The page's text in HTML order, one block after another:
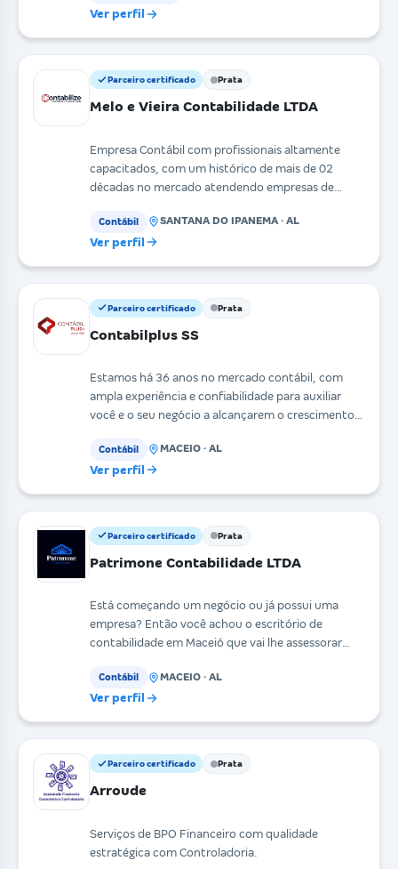
Ver perfil
Parceiro certificado Prata
Melo e Vieira Contabilidade LTDA
Empresa Contábil com profissionais altamente
capacitados, com um histórico de mais de 02
décadas no mercado atendendo empresas de
Contábil SANTANA DO IPANEMA · AL
Ver perfil
Parceiro certificado Prata
Contabilplus SS
Estamos há 36 anos no mercado contábil, com
ampla experiência e confiabilidade para auxiliar
você e o seu negócio a alcançarem o crescimento
Contábil MACEIO · AL
Ver perfil
Parceiro certificado Prata
Patrimone Contabilidade LTDA
Está começando um negócio ou já possui uma
empresa? Então você achou o escritório de
contabilidade em Maceió que vai lhe assessorar
Contábil MACEIO · AL
Ver perfil
Parceiro certificado Prata
Arroude
Serviços de BPO Financeiro com qualidade
estratégica com Controladoria.